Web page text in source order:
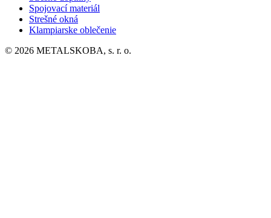
Spojovací materiál
Strešné okná
Klampiarske oblečenie
© 2026 METALSKOBA, s. r. o.